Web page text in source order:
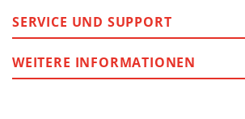
SERVICE UND SUPPORT
WEITERE INFORMATIONEN